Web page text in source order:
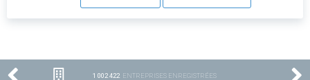
1 002 422 ENTREPRISES ENREGISTRÉES